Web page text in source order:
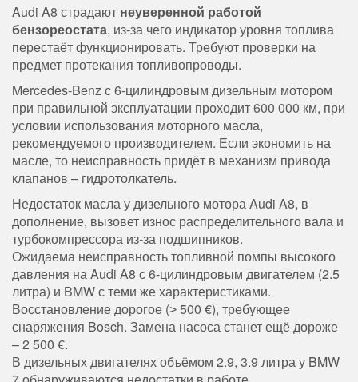
Audi A8 страдают неуверенной работой
бензореостата, из-за чего индикатор уровня топлива
перестаёт функционировать. Требуют проверки на
предмет протекания топливопроводы.
Mercedes-Benz с 6-цилиндровым дизельным мотором
при правильной эксплуатации проходит 600 000 км, при
условии использования моторного масла,
рекомендуемого производителем. Если экономить на
масле, то неисправность придёт в механизм привода
клапанов – гидротолкатель.
Недостаток масла у дизельного мотора Audi A8, в
дополнение, вызовет износ распределительного вала и
турбокомпрессора из-за подшипников.
Ожидаема неисправность топливной помпы высокого
давления на Audi A8 с 6-цилиндровым двигателем (2.5
литра) и BMW с теми же характеристиками.
Восстановление дорогое (˃ 500 €), требующее
снаряжения Bosch. Замена насоса станет ещё дороже
– 2 500 €.
В дизельных двигателях объёмом 2.9, 3.9 литра у BMW